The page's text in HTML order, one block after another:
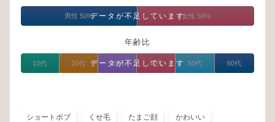
データが不足しています
男性 50% 女性 50%
年齢比
データが不足しています
10代 20代 30代 40代 50代 60代
ショートボブ くせ毛 たまご顔 かわいい